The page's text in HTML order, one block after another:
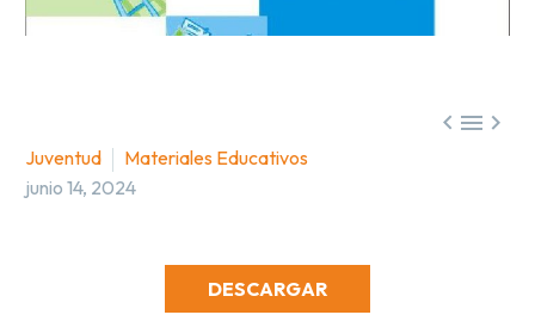

Juventud
Materiales Educativos
junio 14, 2024
DESCARGAR